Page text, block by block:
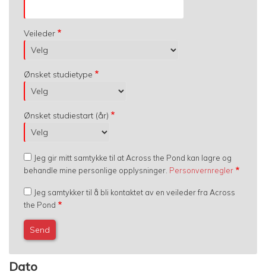
Veileder
Ønsket studietype
Ønsket studiestart (år)
Jeg gir mitt samtykke til at Across the Pond kan lagre og
behandle mine personlige opplysninger. Personvernregler
Jeg samtykker til å bli kontaktet av en veileder fra Across
the Pond
Dato